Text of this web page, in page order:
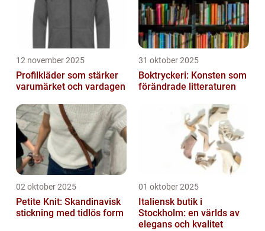
12 november 2025
Profilkläder som stärker
varumärket och vardagen
31 oktober 2025
Boktryckeri: Konsten som
förändrade litteraturen
02 oktober 2025
Petite Knit: Skandinavisk
stickning med tidlös form
01 oktober 2025
Italiensk butik i
Stockholm: en världs av
elegans och kvalitet